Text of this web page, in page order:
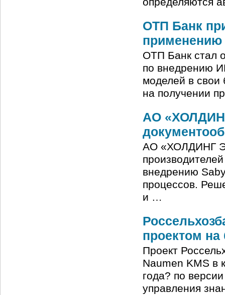
ОТП Банк
применению
ОТП Банк стал
по внедрению
моделей в свои
на получении
АО
АО «ХОЛДИНГ
внедрению
процессов.
и …
проектом на
Проект
Naumen KMS в
года? по
управления